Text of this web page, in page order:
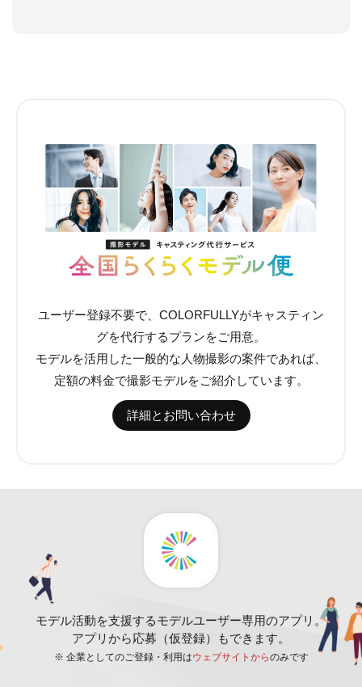
ユーザー登録不要で、COLORFULLYがキャスティン
グを代行するプランをご用意。
モデルを活用した一般的な人物撮影の案件であれば、
定額の料金で撮影モデルをご紹介しています。
詳細とお問い合わせ
モデル活動を支援するモデルユーザー専用のアプリ。
アプリから応募（仮登録）もできます。
※ 企業としてのご登録・利用はウェブサイトからのみです